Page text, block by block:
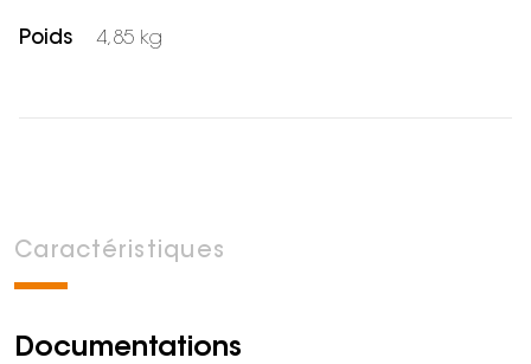
Poids 4,85 kg
Caractéristiques
Documentations